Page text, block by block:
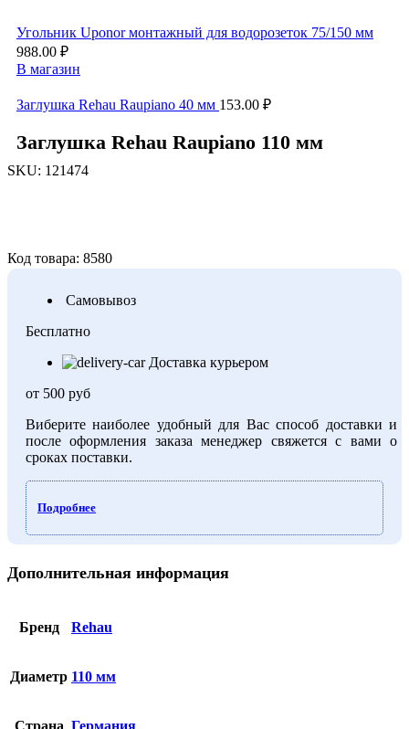
Угольник Uponor монтажный для водорозеток 75/150 мм
988.00 ₽
В магазин
Заглушка Rehau Raupiano 40 мм 153.00 ₽
Заглушка Rehau Raupiano 110 мм
SKU: 121474
Код товара: 8580
Самовывоз
Бесплатно
Доставка курьером
от 500 руб
Виберите наиболее удобный для Вас способ доставки и
после оформления заказа менеджер свяжется с вами о
сроках поставки.
Подробнее
Дополнительная информация
Бренд Rehau
Диаметр 110 мм